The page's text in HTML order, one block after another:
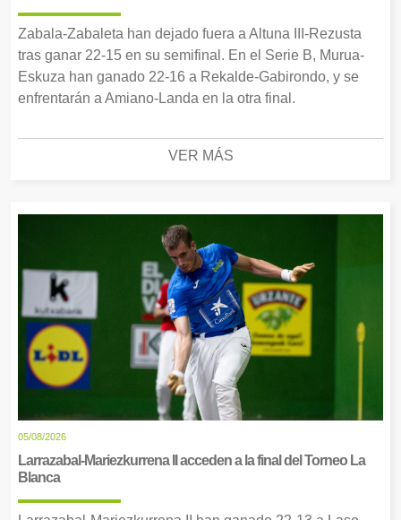
Zabala-Zabaleta han dejado fuera a Altuna III-Rezusta
tras ganar 22-15 en su semifinal. En el Serie B, Murua-
Eskuza han ganado 22-16 a Rekalde-Gabirondo, y se
enfrentarán a Amiano-Landa en la otra final.
VER MÁS
05/08/2026
Larrazabal-Mariezkurrena II acceden a la final del Torneo La
Blanca